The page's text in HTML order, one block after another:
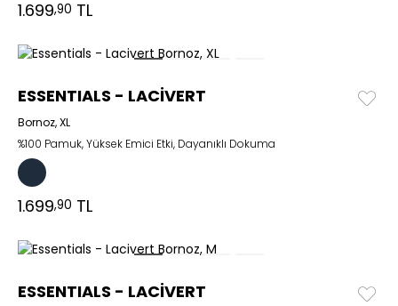
1.699,90 TL
ESSENTIALS - LACİVERT
Bornoz, XL
%100 Pamuk, Yüksek Emici Etki, Dayanıklı Dokuma
1.699,90 TL
ESSENTIALS - LACİVERT